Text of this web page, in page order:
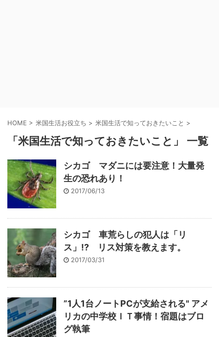
HOME > 米国生活お役立ち > 米国生活で知っておきたいこと >
「米国生活で知っておきたいこと」 一覧
シカゴ マダニには要注意！大量発
生の恐れあり！
2017/06/13
シカゴ 車荒らしの犯人は「リ
ス」!? リス対策を教えます。
2017/03/31
”1人1台ノートPCが支給される" アメ
リカの中学校ＩＴ事情！宿題はブロ
グ執筆